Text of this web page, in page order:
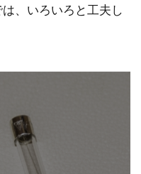
、いろいろと工夫し